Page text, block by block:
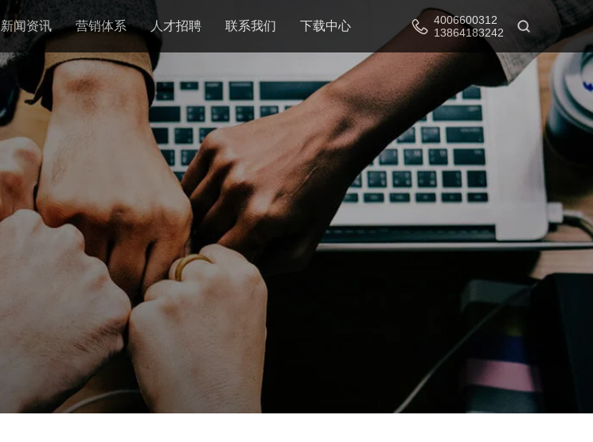
新闻资讯 营销体系 人才招聘 联系我们 下载中心
4006600312
13864183242